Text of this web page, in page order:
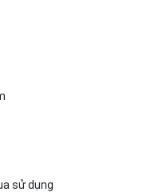
sử dụng